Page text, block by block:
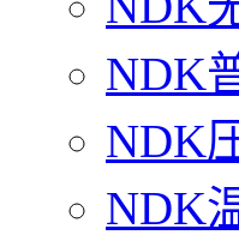
NDK
NDK
NDK